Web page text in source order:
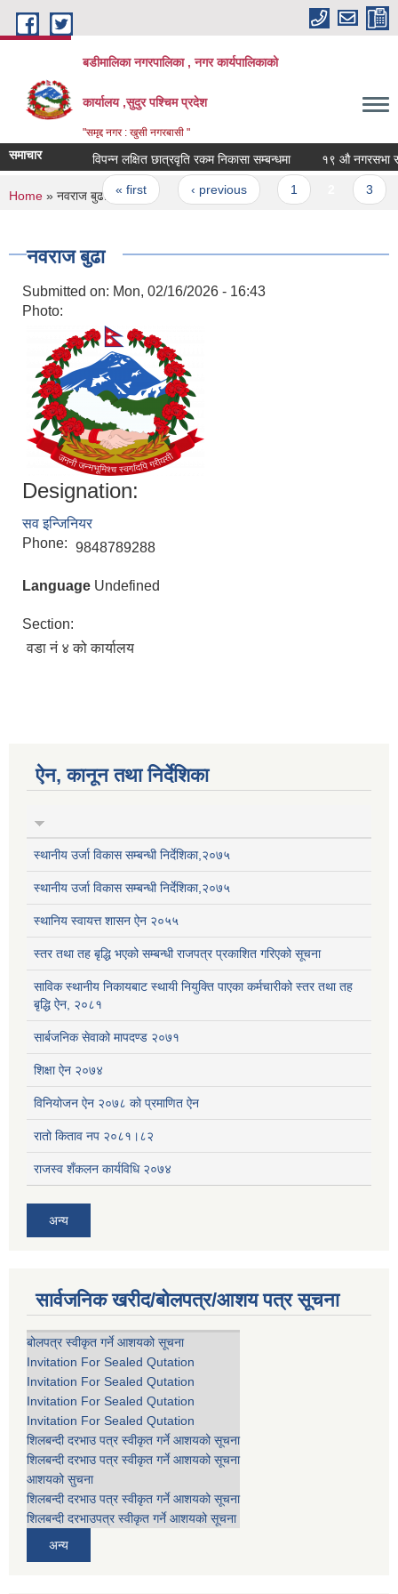
Skip to main content
बडीमालिका नगरपालिका , नगर कार्यपालिकाको
कार्यालय ,सुदुर पश्चिम प्रदेश
"समृद्द नगर : खुसी नगरबासी "
समाचार विपन्न लक्षित छात्रवृति रकम निकासा सम्बन्धमा १९ औ नगरसभा
Pages
« first ‹ previous
You are here
Home » नवराज बुढा
नवराज बुढा
Submitted on: Mon, 02/16/2026 - 16:43
Photo:
Designation:
सव इन्जिनियर
Phone: 9848789288
Language Undefined
Section:
वडा नं ४ को कार्यालय
ऐन, कानून तथा निर्देशिका
स्थानीय उर्जा विकास सम्बन्धी निर्देशिका,२०७५
स्थानीय उर्जा विकास सम्बन्धी निर्देशिका,२०७५
स्थानिय स्वायत्त शासन ऐन २०५५
स्तर तथा तह बृद्धि भएको सम्बन्धी राजपत्र प्रकाशित गरिएको सूचना
साविक स्थानीय निकायबाट स्थायी नियुक्ति पाएका कर्मचारीको स्तर तथा तह
बृद्धि ऐन, २०८१
सार्बजनिक सेवाको मापदण्ड २०७१
शिक्षा ऐन २०७४
विनियोजन ऐन २०७८ को प्रमाणित ऐन
रातो किताव नप २०८१।८२
राजस्व शँकलन कार्यविधि २०७४
अन्य
सार्वजनिक खरीद/बोलपत्र/आशय पत्र सूचना
बोलपत्र स्वीकृत गर्ने आशयको सूचना
Invitation For Sealed Qutation
Invitation For Sealed Qutation
Invitation For Sealed Qutation
Invitation For Sealed Qutation
शिलबन्दी दरभाउ पत्र स्वीकृत गर्ने आशयको सूचना
शिलबन्दी दरभाउ पत्र स्वीकृत गर्ने आशयको सूचना
आशयको सुचना
शिलबन्दी दरभाउ पत्र स्वीकृत गर्ने आशयको सूचना
शिलबन्दी दरभाउपत्र स्वीकृत गर्ने आशयको सूचना
अन्य